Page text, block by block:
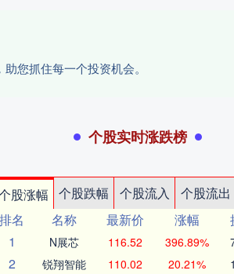
您抓住每一个投资机会。
个股实时涨跌榜
股涨幅 个股跌幅 个股流入 个股流出
排名
名称 最新价 涨幅
1
N展芯 116.52 396.89%
2 锐翔智能 110.02 20.21%